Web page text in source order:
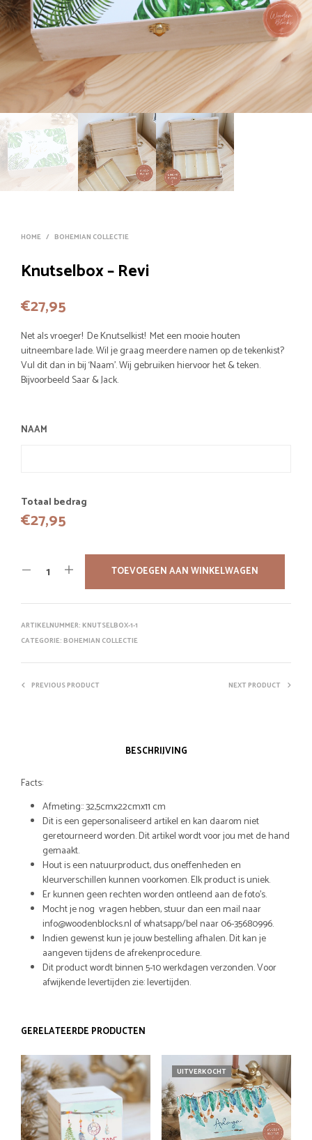
HOME / BOHEMIAN COLLECTIE
Knutselbox – Revi
€27,95
Net als vroeger! De Knutselkist! Met een mooie houten
uitneembare lade. Wil je graag meerdere namen op de tekenkist?
Vul dit dan in bij ‘Naam’. Wij gebruiken hiervoor het & teken.
Bijvoorbeeld Saar & Jack.
NAAM
Totaal bedrag
€27,95
TOEVOEGEN AAN WINKELWAGEN
ARTIKELNUMMER:KNUTSELBOX-1-1
CATEGORIE:BOHEMIAN COLLECTIE
PREVIOUS PRODUCT NEXT PRODUCT
BESCHRIJVING
Facts:
Afmeting:: 32,5cmx22cmx11 cm
Dit is een gepersonaliseerd artikel en kan daarom niet
geretourneerd worden. Dit artikel wordt voor jou met de hand
gemaakt.
Hout is een natuurproduct, dus oneffenheden en
kleurverschillen kunnen voorkomen. Elk product is uniek.
Er kunnen geen rechten worden ontleend aan de foto’s.
Mocht je nog vragen hebben, stuur dan een mail naar
info@woodenblocks.nl of whatsapp/bel naar 06-35680996.
Indien gewenst kun je jouw bestelling afhalen. Dit kan je
aangeven tijdens de afrekenprocedure.
Dit product wordt binnen 5-10 werkdagen verzonden. Voor
afwijkende levertijden zie: levertijden.
GERELATEERDE PRODUCTEN
UITVERKOCHT